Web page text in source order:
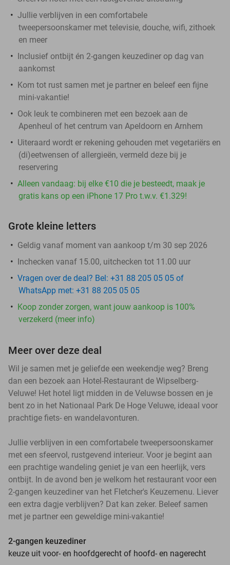
Jullie verblijven in een comfortabele
tweepersoonskamer met televisie, douche, wifi, zithoek
en meer
Inclusief ontbijt én 2-gangen keuzediner op dag van
aankomst
Kom tot rust samen met je partner en beleef een fijne
mini-vakantie!
Ook leuk te combineren met een bezoek aan de
Apenheul of het centrum van Apeldoorn en Arnhem
Uiteraard wordt er rekening gehouden met vegetariërs en
(di)eetwensen of allergieën, vermeld deze bij je
reservering
Alleen vandaag: bij elke €10 die je besteedt, maak je
gratis kans op een iPhone 17 Pro t.w.v. €1.329!
Grote kleine letters
Geldig vanaf moment van aankoop t/m 30 sep 2026
Inchecken vanaf 15.00, uitchecken tot 11.00 uur
Vragen over de deal? Bel: +31 88 205 05 05 of
WhatsApp met: +31 88 205 05 05
Koop zonder zorgen, want jouw aankoop is 100%
verzekerd (meer info)
Meer over deze deal
Wil je samen met je geliefde een weekendje weg? Breng
dan een bezoek aan Hotel-Restaurant de Wipselberg-
Veluwe! Het hotel ligt midden in de Veluwse bossen en je
bent zo in het Nationaal Park De Hoge Veluwe, ideaal voor
prachtige fiets- en wandelavonturen.
Jullie verblijven in een comfortabele tweepersoonskamer
met een sfeervol, rustgevend interieur. Voor je begint aan
een prachtige wandeling geniet je van een heerlijk, vers
ontbijt. In de avond ben je welkom het restaurant voor een
2-gangen keuzediner van het Fletcher's Keuzemenu. Liever
een extra dagje verblijven? Dat kan zeker. Beleef samen
met je partner een geweldige mini-vakantie!
2-gangen keuzediner
keuze uit voor- en hoofdgerecht of hoofd- en nagerecht